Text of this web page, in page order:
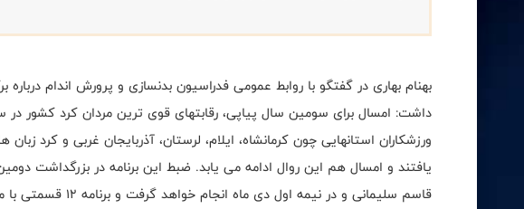
بهنام بهاری در گفتگو با روابط عمومی فدراسیون بدنسازی و پرورش اندام درباره
داشت: امسال برای سومین سال پیاپی، رقابتهای قوی ترین مردان کرد کشور در
ورزشکاران استانهایی چون کرمانشاه، ایلام، لرستان، آذربایجان غربی و کرد
یافتند و امسال هم این روال ادامه می یابد. ضبط این برنامه در بزرگداشت
قاسم سلیمانی و در